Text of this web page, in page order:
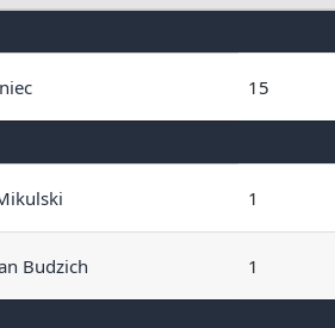
15
1
Budzich 1